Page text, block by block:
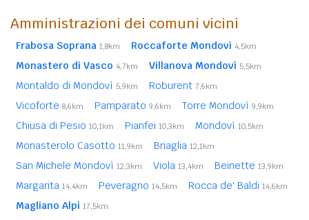
Amministrazioni dei comuni vicini
Frabosa Soprana 1,8km Roccaforte Mondovì 4,5km
Monastero di Vasco 4,7km Villanova Mondovì 5,5km
Montaldo di Mondovì 5,9km Roburent 7,6km
Vicoforte 8,6km Pamparato 9,6km Torre Mondovì 9,9km
Chiusa di Pesio 10,1km Pianfei 10,3km Mondovì 10,5km
Monasterolo Casotto 11,9km Briaglia 12,1km
San Michele Mondovì 12,3km Viola 13,4km Beinette 13,9km
Margarita 14,4km Peveragno 14,5km Rocca de' Baldi 14,6km
Magliano Alpi 17,5km